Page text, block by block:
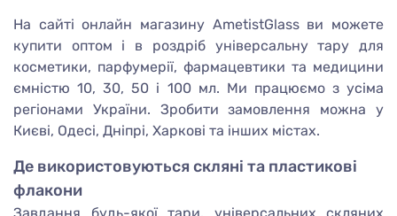
На сайті онлайн магазину AmetistGlass ви можете
купити оптом і в роздріб універсальну тару для
косметики, парфумерії, фармацевтики та медицини
ємністю 10, 30, 50 і 100 мл. Ми працюємо з усіма
регіонами України. Зробити замовлення можна у
Києві, Одесі, Дніпрі, Харкові та інших містах.
Де використовуються скляні та пластикові
флакони
Завдання будь-якої тари, універсальних скляних